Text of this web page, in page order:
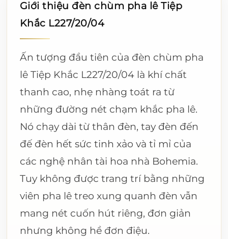
Giới thiệu đèn chùm pha lê Tiệp
Khắc L227/20/04
Ấn tượng đầu tiên của đèn chùm pha
lê Tiệp Khắc L227/20/04 là khí chất
thanh cao, nhẹ nhàng toát ra từ
những đường nét chạm khắc pha lê.
Nó chạy dài từ thân đèn, tay đèn đến
đế đèn hết sức tinh xảo và tỉ mỉ của
các nghệ nhân tài hoa nhà Bohemia.
Tuy không được trang trí bằng những
viên pha lê treo xung quanh đèn vẫn
mang nét cuốn hút riêng, đơn giản
nhưng không hề đơn điệu.